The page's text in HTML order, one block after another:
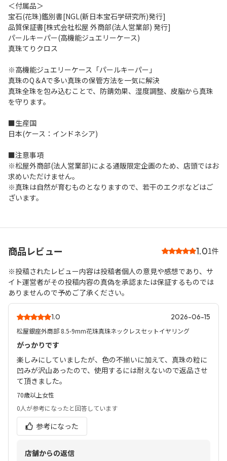
＜付属品＞
宝石(花珠)鑑別書[NGL(新日本宝石学研究所)発行]
品質保証書[株式会社松屋 外商部(法人営業部) 発行]
パールキーパー(高機能ジュエリーケース)
真珠てりクロス
※高機能ジュエリーケース「パールキーパー」
真珠のQ＆Aで多い真珠の保管方法を一気に解決
真珠全珠を包み込むことで、防錆効果、湿度調整、皮脂から真珠
を守ります。
■生産国
日本(ケース：インドネシア)
■注意事項
※松屋外商部(法人営業部)による通販限定企画のため、店頭ではお
求めいただけません。
※真珠は自然が育むものとなりますので、若干のエクボなどはご
ざいます。
商品レビュー 1.01件
※投稿されたレビュー内容は投稿者個人の意見や感想であり、サ
イト運営者がその投稿内容の真偽を承認または保証するものでは
ありませんので予めご了承ください。
1.0 2026-06-15
松屋銀座外商部 8.5-9mm花珠真珠ネックレスセットイヤリング
がっかりです
楽しみにしていましたが、色の不揃いに加えて、真珠の粒に
凹みが沢山あったので、使用するには耐えないので返品させ
て頂きました。
70歳以上女性
0人が参考になったと回答しています
参考になった
店舗からの返信